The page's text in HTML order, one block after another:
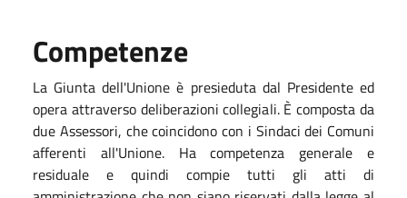
Competenze
La Giunta dell'Unione è presieduta dal Presidente ed
opera attraverso deliberazioni collegiali. È composta da
due Assessori, che coincidono con i Sindaci dei Comuni
afferenti all'Unione. Ha competenza generale e
residuale e quindi compie tutti gli atti di